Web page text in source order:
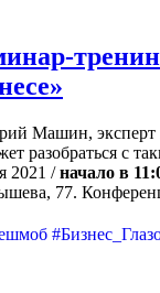
Машин, эксперт
разобраться с
2021 /начало в
77.